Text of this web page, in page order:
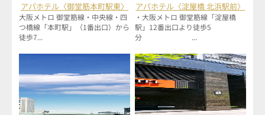
アパホテル〈御堂筋本町駅東〉
大阪メトロ 御堂筋線・中央線・四
つ橋線「本町駅」（1番出口）から
徒歩7...
アパホテル〈淀屋橋 北浜駅前〉
・大阪メトロ 御堂筋線「淀屋橋
駅」12番出口より徒歩5
分 ...